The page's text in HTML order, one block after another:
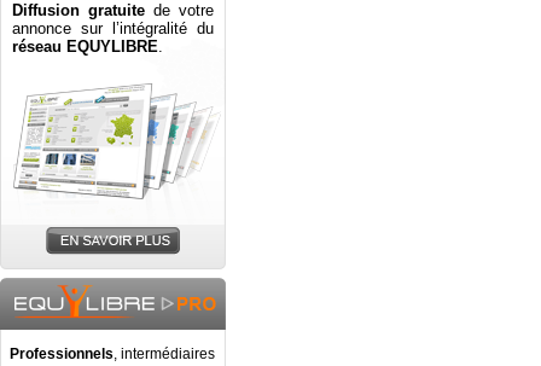
Diffusion gratuite de votre
annonce sur l’intégralité du
réseau EQUYLIBRE.
Professionnels, intermédiaires